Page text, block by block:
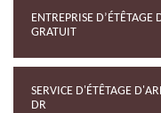
ENTREPRISE
GRATUIT
SERVICE D'ÉTÊTAGE
DR